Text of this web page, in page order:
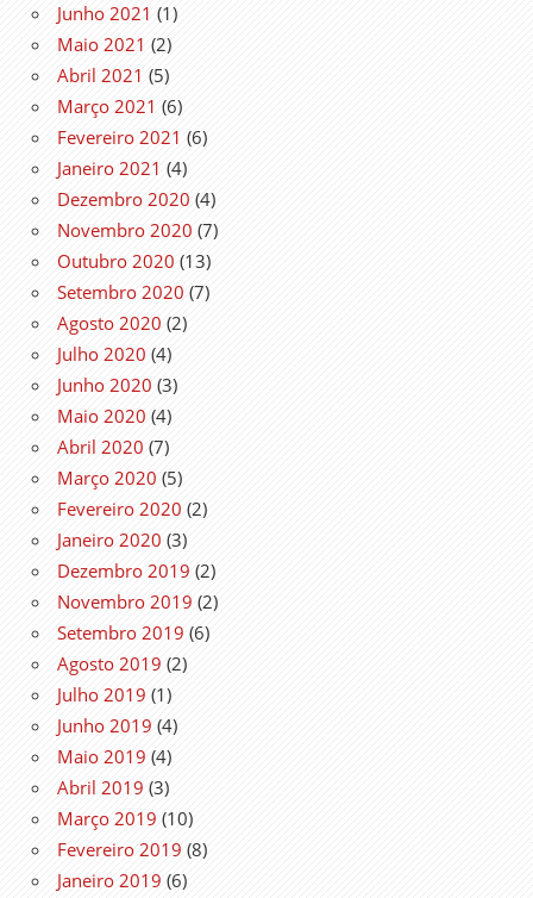
Junho 2021 (1)
Maio 2021 (2)
Abril 2021 (5)
Março 2021 (6)
Fevereiro 2021 (6)
Janeiro 2021 (4)
Dezembro 2020 (4)
Novembro 2020 (7)
Outubro 2020 (13)
Setembro 2020 (7)
Agosto 2020 (2)
Julho 2020 (4)
Junho 2020 (3)
Maio 2020 (4)
Abril 2020 (7)
Março 2020 (5)
Fevereiro 2020 (2)
Janeiro 2020 (3)
Dezembro 2019 (2)
Novembro 2019 (2)
Setembro 2019 (6)
Agosto 2019 (2)
Julho 2019 (1)
Junho 2019 (4)
Maio 2019 (4)
Abril 2019 (3)
Março 2019 (10)
Fevereiro 2019 (8)
Janeiro 2019 (6)